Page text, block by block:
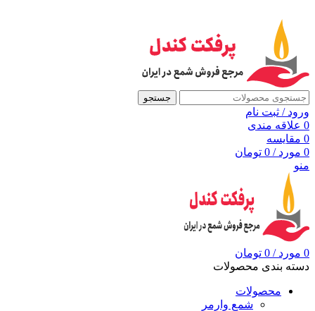
جستجو
ورود / ثبت نام
0 علاقه مندی
0 مقايسه
0 مورد /
0 تومان
منو
0 مورد /
0 تومان
دسته بندی محصولات
محصولات
شمع وارمر